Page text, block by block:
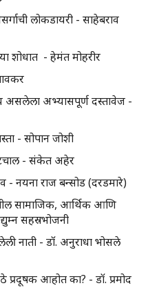
लोकडायरी - साहेबराव
शोधात - हेमंत मोहरीर
असलेला अभ्यासपूर्ण दस्तावेज -
- सोपान जोशी
- संकेत अहेर
- नयना राज बन्सोड (दरडमारे)
सामाजिक, आर्थिक आणि
सहस्रभोजनी
नाती - डॉ. अनुराधा भोसले
प्रदूषक आहोत का? - डॉ. प्रमोद